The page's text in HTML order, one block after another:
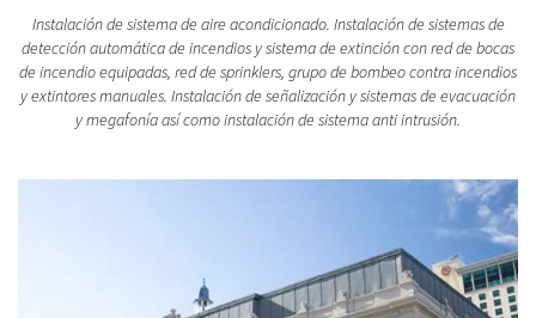
Instalación de sistema de aire acondicionado. Instalación de sistemas de
detección automática de incendios y sistema de extinción con red de bocas
de incendio equipadas, red de sprinklers, grupo de bombeo contra incendios
y extintores manuales. Instalación de señalización y sistemas de evacuación
y megafonía así como instalación de sistema anti intrusión.